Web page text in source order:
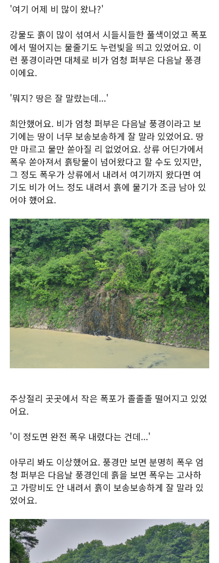
'여기 어제 비 많이 왔나?'
강물도 흙이 많이 섞여서 시들시들한 풀색이었고 폭포
에서 떨어지는 물줄기도 누런빛을 띄고 있었어요. 이
런 풍경이라면 대체로 비가 엄청 퍼부은 다음날 풍경
이에요.
'뭐지? 땅은 잘 말랐는데...'
희안했어요. 비가 엄청 퍼부은 다음날 풍경이라고 보
기에는 땅이 너무 보송보송하게 잘 말라 있었어요. 땅
만 마르고 물만 쏟아질 리 없었어요. 상류 어딘가에서
폭우 쏟아져서 흙탕물이 넘어왔다고 할 수도 있지만,
그 정도 폭우가 상류에서 내려서 여기까지 왔다면 여
기도 비가 어느 정도 내려서 흙에 물기가 조금 남아 있
어야 했어요.
주상절리 곳곳에서 작은 폭포가 졸졸졸 떨어지고 있었
어요.
'이 정도면 완전 폭우 내렸다는 건데...'
아무리 봐도 이상했어요. 풍경만 보면 분명히 폭우 엄
청 퍼부은 다음날 풍경인데 흙을 보면 폭우는 고사하
고 가랑비도 안 내려서 흙이 보송보송하게 잘 말라 있
었어요.